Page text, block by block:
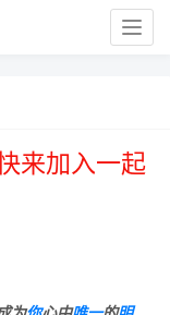
来加入一起